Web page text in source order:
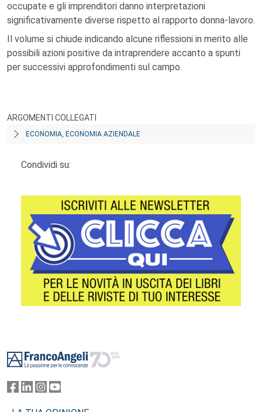
occupate e gli imprenditori danno interpretazioni
significativamente diverse rispetto al rapporto donna-lavoro.
Il volume si chiude indicando alcune riflessioni in merito alle
possibili azioni positive da intraprendere accanto a spunti
per successivi approfondimenti sul campo.
ARGOMENTI COLLEGATI
ECONOMIA, ECONOMIA AZIENDALE
Condividi su: